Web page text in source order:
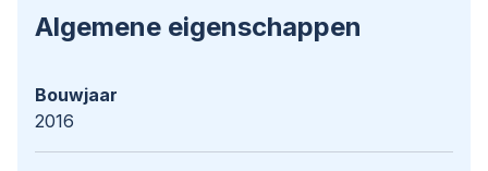
Algemene eigenschappen
Bouwjaar
2016